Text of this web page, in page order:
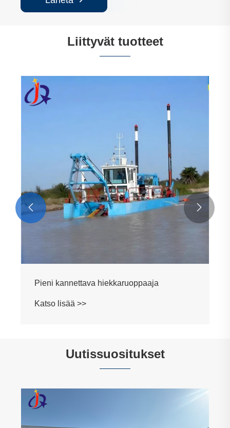
Liittyvät tuotteet
Pieni kannettava hiekkaruoppaaja
Katso lisää >>
 
Uutissuositukset